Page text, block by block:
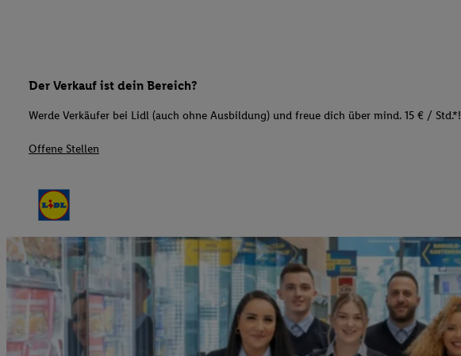
Der Verkauf ist dein Bereich?
Werde Verkäufer bei Lidl (auch ohne Ausbildung) und freue dich über mind. 15 € / Std.*!
Offene Stellen